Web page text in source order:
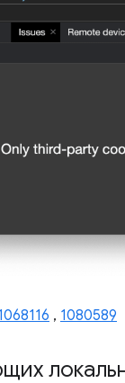
, 1080589